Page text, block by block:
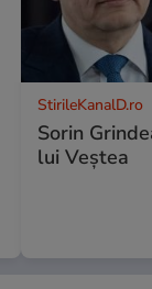
StirileKanalD.ro
Sorin
lui Veștea